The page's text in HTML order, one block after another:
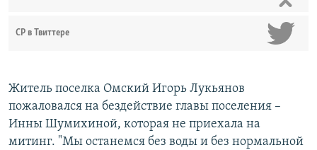
СР в Твиттере
Житель поселка Омский Игорь Лукьянов
пожаловался на бездействие главы поселения –
Инны Шумихиной, которая не приехала на
митинг. "Мы останемся без воды и без нормальной